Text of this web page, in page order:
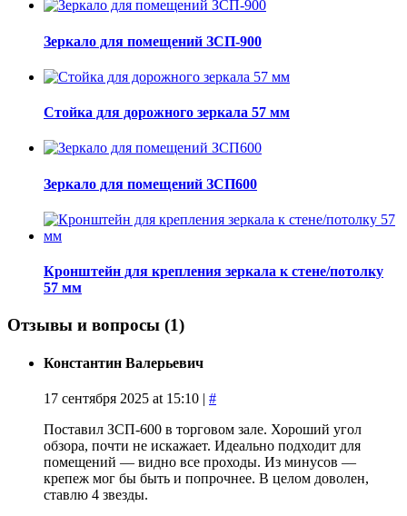
Зеркало для помещений ЗСП-900
Стойка для дорожного зеркала 57 мм
Зеркало для помещений ЗСП600
Кронштейн для крепления зеркала к стене/потолку
57 мм
Отзывы и вопросы (1)
Константин Валерьевич
17 сентября 2025 at 15:10 | #
Поставил ЗСП-600 в торговом зале. Хороший угол
обзора, почти не искажает. Идеально подходит для
помещений — видно все проходы. Из минусов —
крепеж мог бы быть и попрочнее. В целом доволен,
ставлю 4 звезды.